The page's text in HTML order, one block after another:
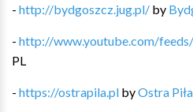
- http://bydgoszcz.jug.pl/ by
- http://www.youtube.com/feeds/
PL
- https://ostrapila.pl byOstra Piła